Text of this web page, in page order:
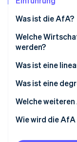
Jetzt
Was ist die AfA?
Welche
werden?
Was ist eine
Was ist eine
Ist ein Wechsel
Welche
Wie wird die